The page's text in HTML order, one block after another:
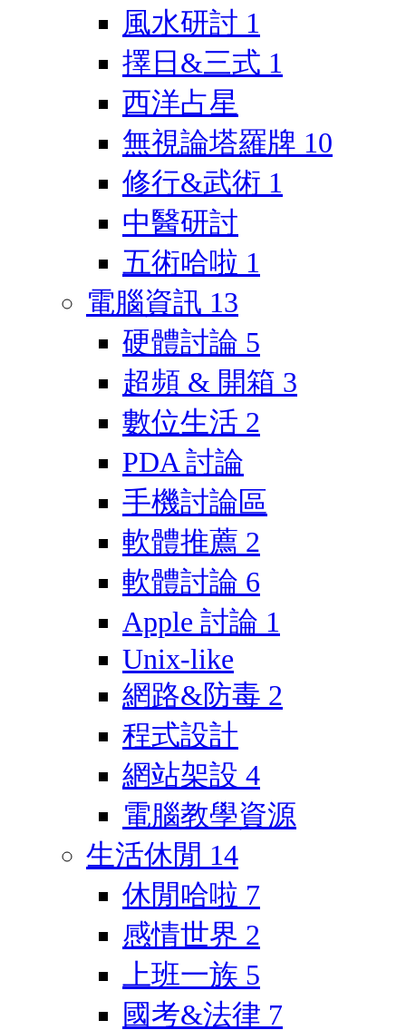
風水研討 1
擇日&三式 1
西洋占星
無視論塔羅牌 10
修行&武術 1
中醫研討
五術哈啦 1
電腦資訊 13
硬體討論 5
超頻 & 開箱 3
數位生活 2
PDA 討論
手機討論區
軟體推薦 2
軟體討論 6
Apple 討論 1
Unix-like
網路&防毒 2
程式設計
網站架設 4
電腦教學資源
生活休閒 14
休閒哈啦 7
感情世界 2
上班一族 5
國考&法律 7